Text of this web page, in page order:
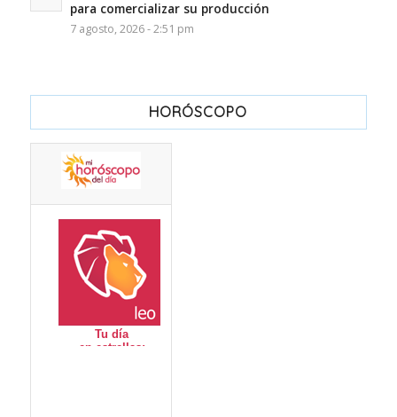
para comercializar su producción
7 agosto, 2026 - 2:51 pm
HORÓSCOPO